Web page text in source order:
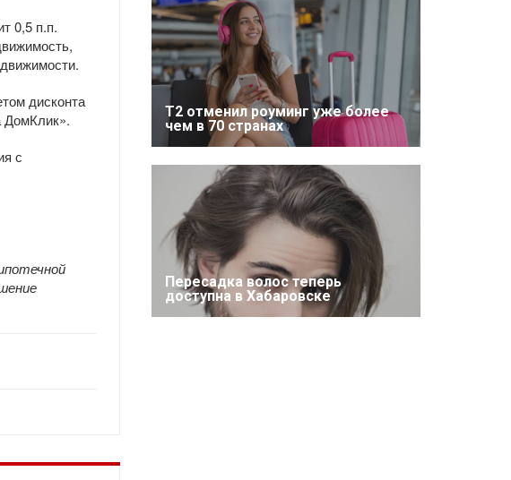
0,5 п.п.
дисконта
ДомКлик».
с
Т2 отменил роуминг уже более
чем в 70 странах
Пересадка волос теперь
доступна в Хабаровске